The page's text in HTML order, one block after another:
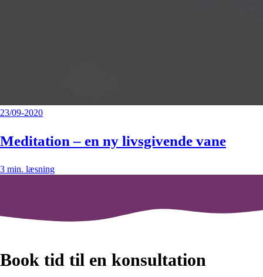
23/09-2020
Meditation – en ny livsgivende vane
3 min. læsning
Book tid til en konsultation